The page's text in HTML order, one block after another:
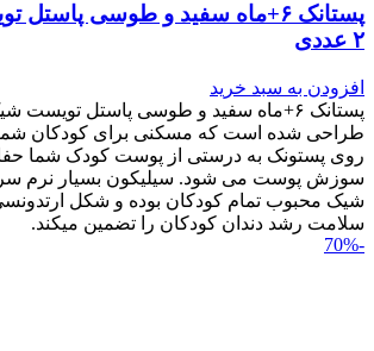
پستانک ۶+ماه سفید و طوسی
۲ عددی
افزودن به سبد خرید
طراحی شده است که مسکنی برای کودکان شما
روی پستونک به درستی از پوست کودک شما
سوزش پوست می شود. سیلیکون بسیار نرم
شیک محبوب تمام کودکان بوده و شکل
سلامت رشد دندان کودکان را تضمین می‎کند.
-70%